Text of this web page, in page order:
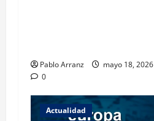
Pablo Arranz
mayo 18, 2026
0
Actualidad